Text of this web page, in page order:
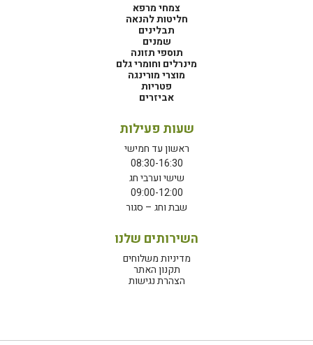
צמחי מרפא
חליטות להנאה
תבלינים
שמנים
תוספי תזונה
מינרלים וחומרי גלם
מוצרי מורינגה
פטריות
אביזרים
שעות פעילות
ראשון עד חמישי
08:30-16:30
שישי וערבי חג
09:00-12:00
שבת וחג – סגור
השירותים שלנו
מדיניות משלוחים
תקנון האתר
הצהרת נגישות